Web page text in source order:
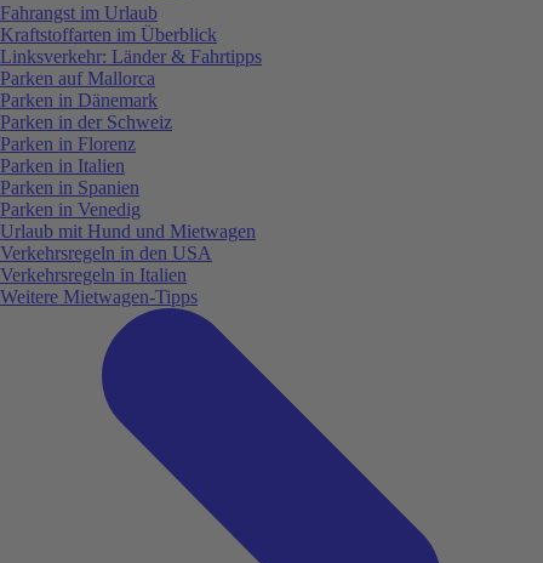
Fahrangst im Urlaub
Kraftstoffarten im Überblick
Linksverkehr: Länder & Fahrtipps
Parken auf Mallorca
Parken in Dänemark
Parken in der Schweiz
Parken in Florenz
Parken in Italien
Parken in Spanien
Parken in Venedig
Urlaub mit Hund und Mietwagen
Verkehrsregeln in den USA
Verkehrsregeln in Italien
Weitere Mietwagen-Tipps